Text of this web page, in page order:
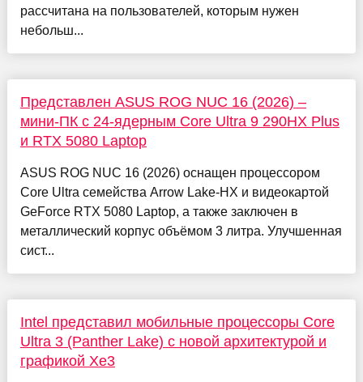
рассчитана на пользователей, которым нужен
небольш...
Представлен ASUS ROG NUC 16 (2026) –
мини-ПК c 24-ядерным Core Ultra 9 290HX Plus
и RTX 5080 Laptop
ASUS ROG NUC 16 (2026) оснащен процессором
Core Ultra семейства Arrow Lake-HX и видеокартой
GeForce RTX 5080 Laptop, а также заключен в
металлический корпус объёмом 3 литра. Улучшенная
сист...
Intel представил мобильные процессоры Core
Ultra 3 (Panther Lake) с новой архитектурой и
графикой Xe3